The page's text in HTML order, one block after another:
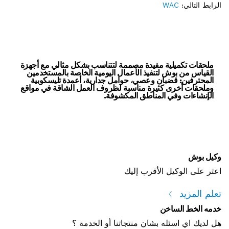
الرابط التالي: WAC
ملحقات تكميلية مفيدة مصممة لتتناسب بشكل مثالي مع أجهزة
القياس من بوش لتنفيذ الأعمال اليومية الخاصة بالمستخدمين
المحترفين: قضبان وعصي، حوامل جدارية، أعمدة تليسكوبية
وملحقات أخرى كثيرة مناسبة لظروف العمل الشاقة في مواقع
الإنشاءات وفي المناطق المكشوفة.
وكيل بوش
اعثر على الوكيل الأقرب إليك
تعلم المزيد
خدمه الخط الساخن
هل لديك اي اسئله بشان منتجاتنا أو الخدمة ؟